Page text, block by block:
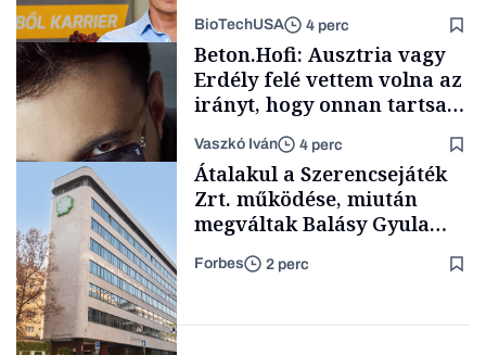
Foci-vb 2026
Content Lab HUB
BioTechUSA 4 perc
Forbes-sztori
Beton.Hofi: Ausztria vagy
Erdély felé vettem volna az
irányt, hogy onnan tartsam
lélegeztetőgépen a magyar
zenét
Vaszkó Iván 4 perc
Átalakul a Szerencsejáték
Zrt. működése, miután
megváltak Balásy Gyula
cégétől
Forbes 2 perc